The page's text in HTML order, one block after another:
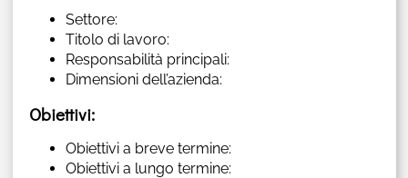
Settore:
Titolo di lavoro:
Responsabilità principali:
Dimensioni dell’azienda:
Obiettivi:
Obiettivi a breve termine:
Obiettivi a lungo termine: